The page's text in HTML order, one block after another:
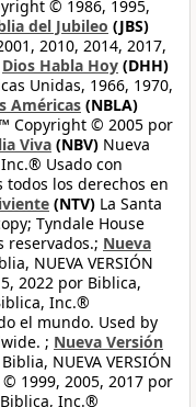
© 1986, 1995,
del Jubileo (JBS)
2010, 2014, 2017,
Dios Habla Hoy (DHH)
Unidas, 1966, 1970,
Américas (NBLA)
Copyright © 2005 por
Viva (NBV) Nueva
Usado con
los derechos en
(NTV) La Santa
Tyndale House
reservados.; Nueva
NUEVA VERSIÓN
2022 por Biblica,
Inc.®
el mundo. Used by
; Nueva Versión
NUEVA VERSIÓN
1999, 2005, 2017 por
Inc.®